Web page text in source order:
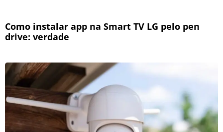
Como instalar app na Smart TV LG pelo pen
drive: verdade